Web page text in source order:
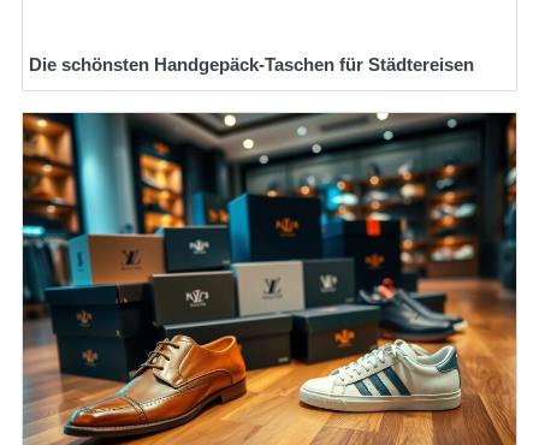
Die schönsten Handgepäck-Taschen für Städtereisen